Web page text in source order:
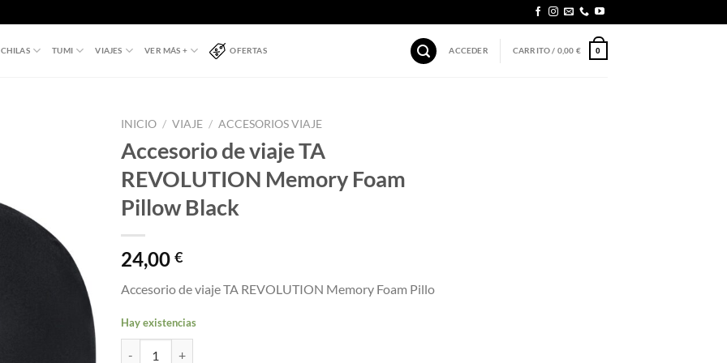
TUMI VIAJES VER MÁS + OFERTAS ACCEDER CARRITO / 0,00 € 0
INICIO / VIAJE / ACCESORIOS VIAJE
Accesorio de viaje TA
REVOLUTION Memory Foam
Pillow Black
24,00 €
Accesorio de viaje TA REVOLUTION Memory Foam Pillo
Hay existencias